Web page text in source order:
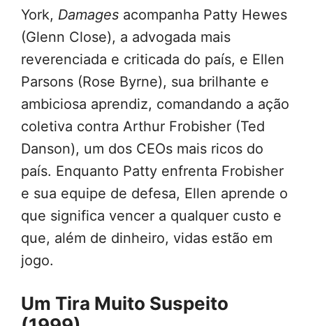
York, Damages acompanha Patty Hewes
(Glenn Close), a advogada mais
reverenciada e criticada do país, e Ellen
Parsons (Rose Byrne), sua brilhante e
ambiciosa aprendiz, comandando a ação
coletiva contra Arthur Frobisher (Ted
Danson), um dos CEOs mais ricos do
país. Enquanto Patty enfrenta Frobisher
e sua equipe de defesa, Ellen aprende o
que significa vencer a qualquer custo e
que, além de dinheiro, vidas estão em
jogo.
Um Tira Muito Suspeito